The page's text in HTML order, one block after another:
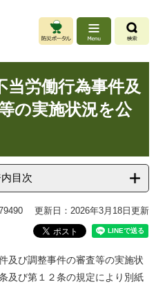
労働行為事件及
の実施状況を公
目次
更新日：2026年3月18日更新
及び調整事件の審査等の実施状
及び第１２条の規定により別紙